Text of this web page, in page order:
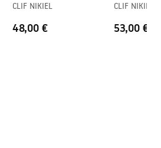
CLIF NIKIEL
48,00 €
CLIF NIKIEL
53,00 €